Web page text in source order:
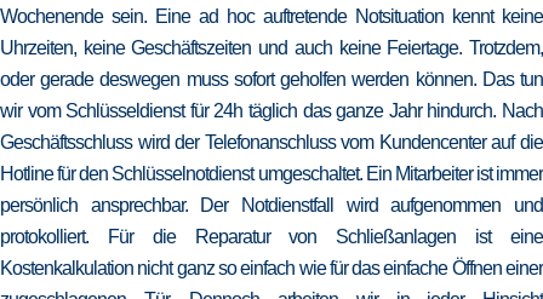
Wochenende sein. Eine ad hoc auftretende Notsituation kennt keine
Uhrzeiten, keine Geschäftszeiten und auch keine Feiertage. Trotzdem,
oder gerade deswegen muss sofort geholfen werden können. Das tun
wir vom Schlüsseldienst für 24h täglich das ganze Jahr hindurch. Nach
Geschäftsschluss wird der Telefonanschluss vom Kundencenter auf die
Hotline für den Schlüsselnotdienst umgeschaltet. Ein Mitarbeiter ist immer
persönlich ansprechbar. Der Notdienstfall wird aufgenommen und
protokolliert. Für die Reparatur von Schließanlagen ist eine
Kostenkalkulation nicht ganz so einfach wie für das einfache Öffnen einer